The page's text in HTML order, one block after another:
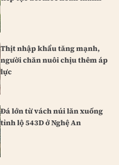
Thịt nhập khẩu tăng mạnh,
người chăn nuôi chịu thêm áp
lực
Đá lớn từ vách núi lăn xuống
tỉnh lộ 543D ở Nghệ An